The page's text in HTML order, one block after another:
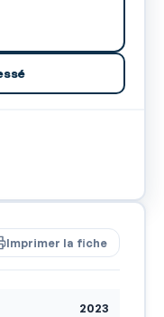
Imprimer la fiche
2023